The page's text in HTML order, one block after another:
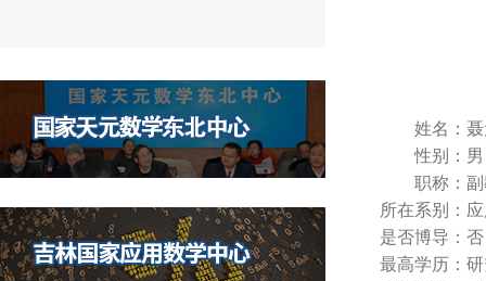
姓名：
性别： 男
职称：
所在系别：
是否博导： 否
最高学历：